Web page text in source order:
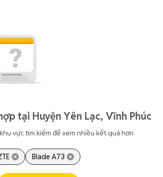
tại Huyện Yên Lạc, Vĩnh Phúc
vực tìm kiếm để xem nhiều kết quả hơn
Blade A73